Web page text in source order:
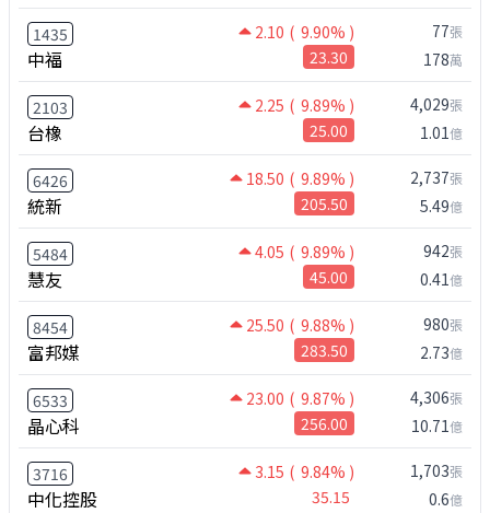
1435 2.10 ( 9.90% )
中福 23.30
77張
178萬
2103 2.25 ( 9.89% )
台橡 25.00
4,029張
1.01億
6426 18.50 ( 9.89% )
統新 205.50
2,737張
5.49億
5484 4.05 ( 9.89% )
慧友 45.00
942張
0.41億
8454 25.50 ( 9.88% )
富邦媒 283.50
980張
2.73億
6533 23.00 ( 9.87% )
晶心科 256.00
4,306張
10.71億
3716 3.15 ( 9.84% )
中化控股 35.15
1,703張
0.6億